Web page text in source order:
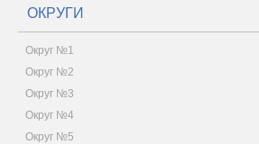
ОКРУГИ
Округ №1
Округ №2
Округ №3
Округ №4
Округ №5